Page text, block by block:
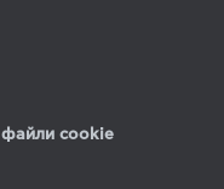
файли cookie